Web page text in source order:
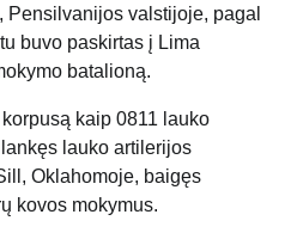
Pensilvanijos valstijoje, pagal
buvo paskirtas į Lima
batalioną.
kaip 0811 lauko
lauko artilerijos
Oklahomoje, baigęs
kovos mokymus.